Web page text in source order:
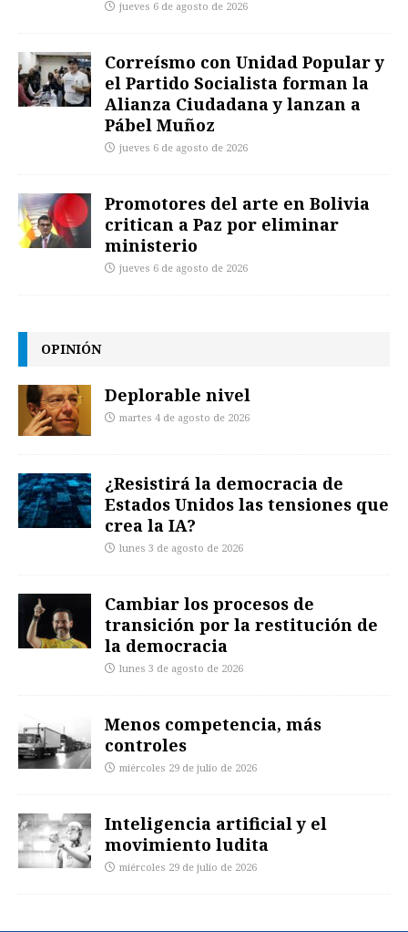
jueves 6 de agosto de 2026
Correísmo con Unidad Popular y
el Partido Socialista forman la
Alianza Ciudadana y lanzan a
Pábel Muñoz
jueves 6 de agosto de 2026
Promotores del arte en Bolivia
critican a Paz por eliminar
ministerio
jueves 6 de agosto de 2026
OPINIÓN
Deplorable nivel
martes 4 de agosto de 2026
¿Resistirá la democracia de
Estados Unidos las tensiones que
crea la IA?
lunes 3 de agosto de 2026
Cambiar los procesos de
transición por la restitución de
la democracia
lunes 3 de agosto de 2026
Menos competencia, más
controles
miércoles 29 de julio de 2026
Inteligencia artificial y el
movimiento ludita
miércoles 29 de julio de 2026